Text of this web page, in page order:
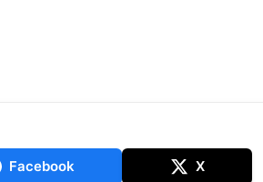
Facebook X